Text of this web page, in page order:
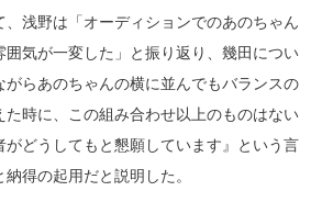
、浅野は「オーディションでのあのちゃん
囲気が一変した」と振り返り、幾田につい
がらあのちゃんの横に並んでもバランスの
た時に、この組み合わせ以上のものはない
がどうしてもと懇願しています』という言
得の起用だと説明した。